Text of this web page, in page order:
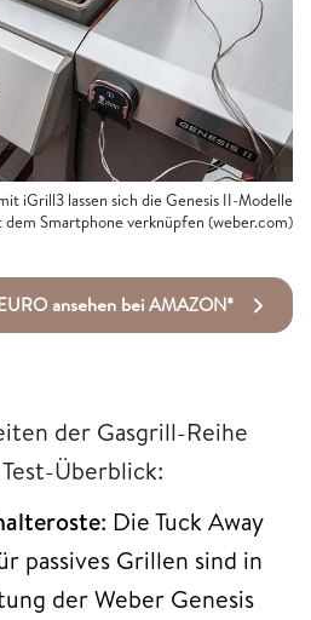
iGrill3 lassen sich die Genesis II-Modelle
dem Smartphone verknüpfen (weber.com)
ansehen bei AMAZON*
der Gasgrill-Reihe
Überblick:
: Die Tuck Away
passives Grillen sind in
der Weber Genesis